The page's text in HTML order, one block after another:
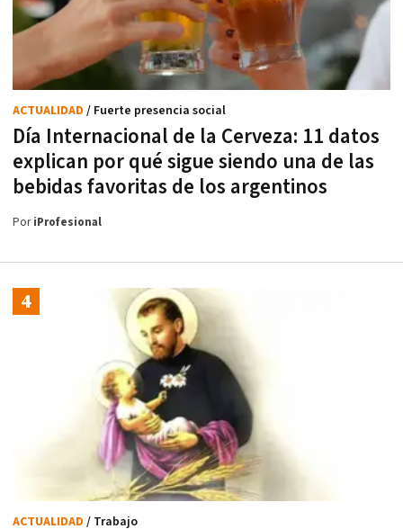
Día Internacional de la Cerveza: 11 datos
explican por qué sigue siendo una de las
bebidas favoritas de los argentinos
ACTUALIDAD / Fuerte presencia social
PoriProfesional
ACTUALIDAD / Trabajo